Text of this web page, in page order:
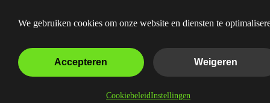
Verover je markt met User Generated
We gebruiken cookies om onze website en diensten te
Accepteren Weigeren
CookiebeleidInstellingen